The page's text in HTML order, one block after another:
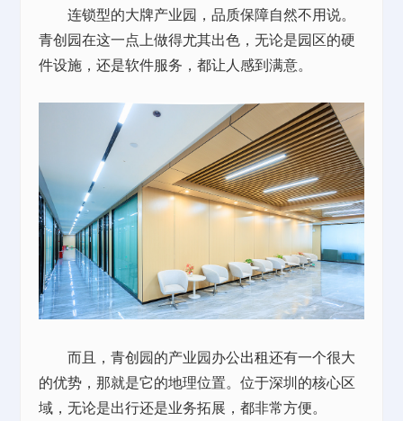
连锁型的大牌产业园，品质保障自然不用说。
青创园在这一点上做得尤其出色，无论是园区的硬
件设施，还是软件服务，都让人感到满意。
而且，青创园的产业园办公出租还有一个很大
的优势，那就是它的地理位置。位于深圳的核心区
域，无论是出行还是业务拓展，都非常方便。